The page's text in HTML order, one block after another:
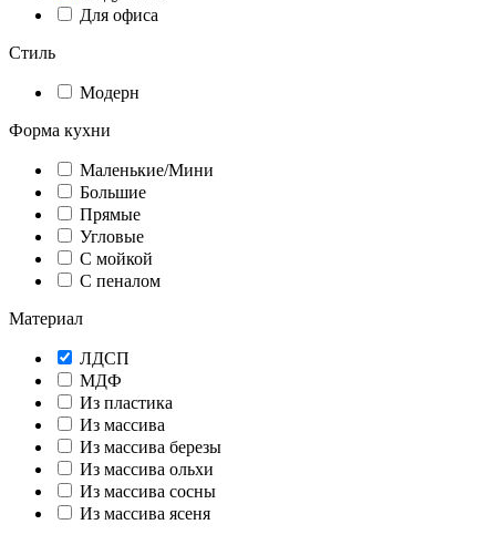
Для офиса
Стиль
Модерн
Форма кухни
Маленькие/Мини
Большие
Прямые
Угловые
С мойкой
С пеналом
Материал
ЛДСП
МДФ
Из пластика
Из массива
Из массива березы
Из массива ольхи
Из массива сосны
Из массива ясеня